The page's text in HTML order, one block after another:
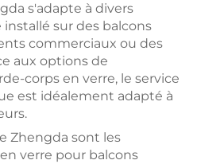
s'adapte à divers
sur des balcons
commerciaux ou des
aux options de
corps en verre, le service
est idéalement adapté à
Zhengda sont les
verre pour balcons